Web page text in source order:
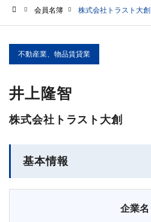
会員名簿 株式会社トラスト大創
不動産業、物品賃貸業
井上隆智
株式会社トラスト大創
基本情報
企業名